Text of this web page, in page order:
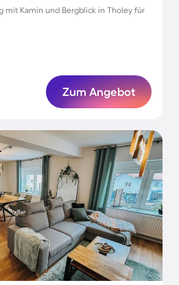
mit Kamin und Bergblick in Tholey für
Zum Angebot